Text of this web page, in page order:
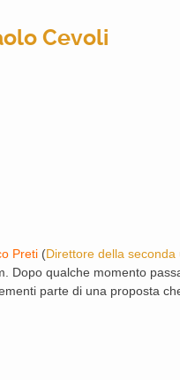
Cevoli
Preti (Direttore della
qualche momento
parte di una proposta